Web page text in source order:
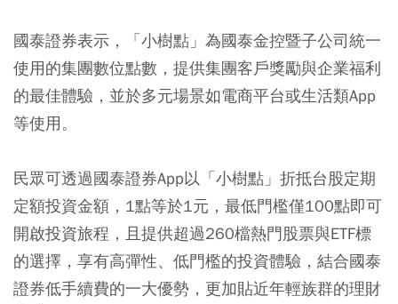
國泰證券表示，「小樹點」為國泰金控暨子公司統一
使用的集團數位點數，提供集團客戶獎勵與企業福利
的最佳體驗，並於多元場景如電商平台或生活類App
等使用。
民眾可透過國泰證券App以「小樹點」折抵台股定期
定額投資金額，1點等於1元，最低門檻僅100點即可
開啟投資旅程，且提供超過260檔熱門股票與ETF標
的選擇，享有高彈性、低門檻的投資體驗，結合國泰
證券低手續費的一大優勢，更加貼近年輕族群的理財